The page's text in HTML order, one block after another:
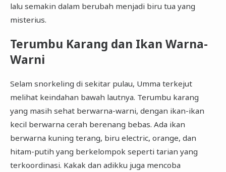
lalu semakin dalam berubah menjadi biru tua yang
misterius.
Terumbu Karang dan Ikan Warna-
Warni
Selam snorkeling di sekitar pulau, Umma terkejut
melihat keindahan bawah lautnya. Terumbu karang
yang masih sehat berwarna-warni, dengan ikan-ikan
kecil berwarna cerah berenang bebas. Ada ikan
berwarna kuning terang, biru electric, orange, dan
hitam-putih yang berkelompok seperti tarian yang
terkoordinasi. Kakak dan adikku juga mencoba